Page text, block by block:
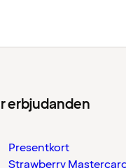
erbjudanden
Presentkort
Strawberry